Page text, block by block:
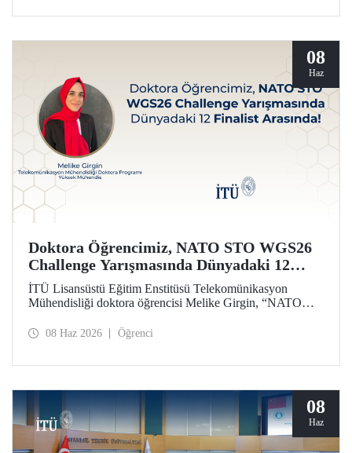
08
Haz
Doktora Öğrencimiz, NATO STO WGS26
Challenge Yarışmasında Dünyadaki 12
Finalist Arasında!
İTÜ Lisansüstü Eğitim Enstitüsü Telekomünikasyon
Mühendisliği doktora öğrencisi Melike Girgin, “NATO
Challenge” yarışmasında finalist olmaya hak kazandı.
08 Haz 2026 Öğrenci
08
Haz